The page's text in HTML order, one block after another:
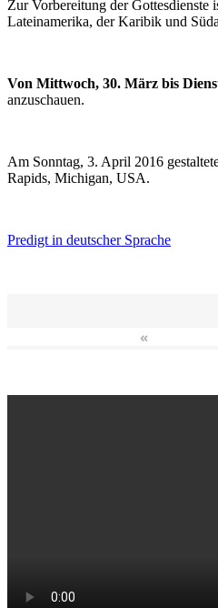
Zur Vorbereitung der Gottesdienste
Lateinamerika, der Karibik und
Von Mittwoch, 30. März bis
anzuschauen.
Am Sonntag, 3. April 2016
Rapids, Michigan, USA.
Predigt in deutscher Sprache
«